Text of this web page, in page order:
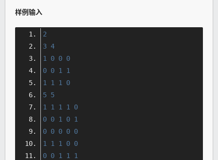
样例输入
2
3 4
1
0 0 0
0 0 1
1
1
1 1
0
5 5
1
1 1 1
0
0 0 1 0 1
0 0 0 0 0
1
1 1 0 0
0 0 1 1 1